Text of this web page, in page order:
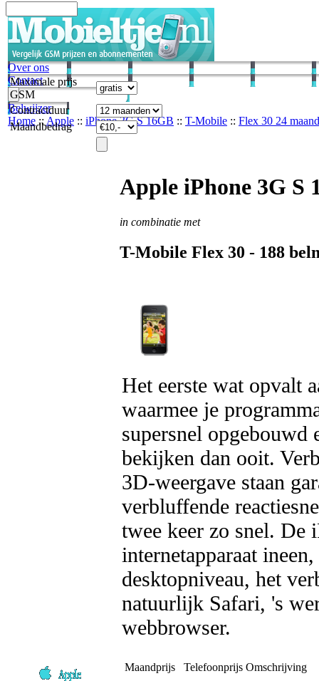
Over ons
Contact
Belwijzer
Home :: Apple :: iPhone 3G S 16GB :: T-Mobile :: Flex 30 24
Maximale prijs
GSM
Contractduur
Maandbedrag
Apple iPhone 3G S
in combinatie met
T-Mobile Flex 30 - 188
Het eerste wat opvalt
waarmee je
supersnel
bekijken dan ooit.
3D-weergave staan
verbluffende
twee keer zo snel. De
internetapparaat
desktopniveau, het
natuurlijk Safari, 's
webbrowser.
Maandprijs Telefoonprijs Omschrijving